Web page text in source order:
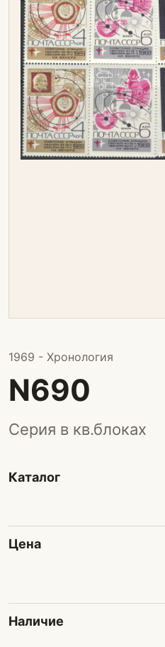
1969 - Хронология
N690
Серия в кв.блоках
Каталог
Цена
Наличие